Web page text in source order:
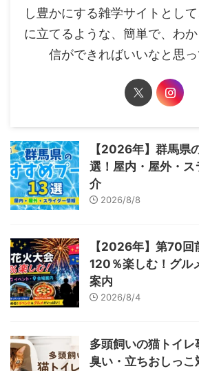
し豊かにする雑学サイトとし
に立てるような、簡単で、わ
信ができればいいなと思っ
【2026年】群馬県
選！屋内・屋外・
介
2026/8/8
【2026年】第70回
120％楽しむ！グル
案内
2026/8/4
多頭飼いの猫トイレ
臭い・立ちおしっこ